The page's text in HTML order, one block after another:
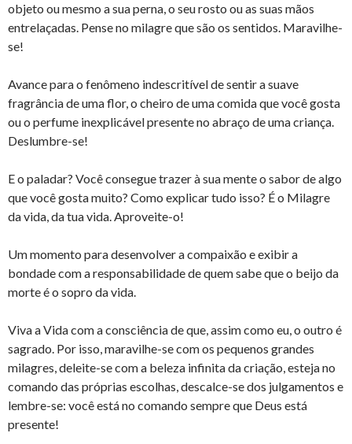
objeto ou mesmo a sua perna, o seu rosto ou as suas mãos
entrelaçadas. Pense no milagre que são os sentidos. Maravilhe-
se!
Avance para o fenômeno indescritível de sentir a suave
fragrância de uma flor, o cheiro de uma comida que você gosta
ou o perfume inexplicável presente no abraço de uma criança.
Deslumbre-se!
E o paladar? Você consegue trazer à sua mente o sabor de algo
que você gosta muito? Como explicar tudo isso? É o Milagre
da vida, da tua vida. Aproveite-o!
Um momento para desenvolver a compaixão e exibir a
bondade com a responsabilidade de quem sabe que o beijo da
morte é o sopro da vida.
Viva a Vida com a consciência de que, assim como eu, o outro é
sagrado. Por isso, maravilhe-se com os pequenos grandes
milagres, deleite-se com a beleza infinita da criação, esteja no
comando das próprias escolhas, descalce-se dos julgamentos e
lembre-se: você está no comando sempre que Deus está
presente!